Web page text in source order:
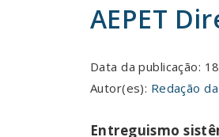
AEPET
Data da publicação:
Autor(es): Redação
Entreguismo